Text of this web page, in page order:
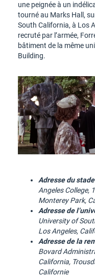
une peignée à un
tourné au Marks Hall,
South California, à Los
recruté par l’armée,
bâtiment de la même
Building.
Adresse du stade
Angeles College,
Monterey Park,
Adresse de
University of
Los Angeles,
Adresse de la
Bovard
California,
Californie